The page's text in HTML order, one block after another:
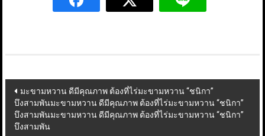
Post
navigation
มะขามหวาน ดีมีคุณภาพ ต้องที่ไร่มะขามหวาน “ชนิกา”
บึงสามพันมะขามหวาน ดีมีคุณภาพ ต้องที่ไร่มะขามหวาน “ชนิกา”
บึงสามพันมะขามหวาน ดีมีคุณภาพ ต้องที่ไร่มะขามหวาน “ชนิกา”
บึงสามพัน